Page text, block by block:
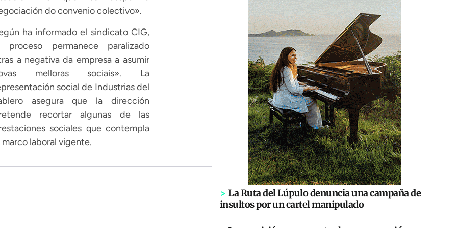
do convenio colectivo».
ha informado el sindicato CIG,
proceso permanece paralizado
a negativa da empresa a asumir
melloras sociais». La
social de Industrias del
asegura que la dirección
recortar algunas de las
sociales que contempla
marco laboral vigente.
> La Ruta del Lúpulo denuncia una campaña de
insultos por un cartel manipulado